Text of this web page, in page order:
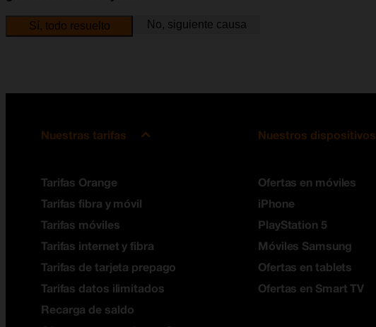
Sí, todo resuelto No, siguiente causa
Nuestras tarifas
Tarifas Orange
Tarifas fibra y móvil
Tarifas móviles
Tarifas internet y fibra
Tarifas de tarjeta prepago
Tarifas datos ilimitados
Recarga de saldo
Nuestros dispositivos
Ofertas en móviles
iPhone
PlayStation 5
Móviles Samsung
Ofertas en tablets
Ofertas en Smart TV